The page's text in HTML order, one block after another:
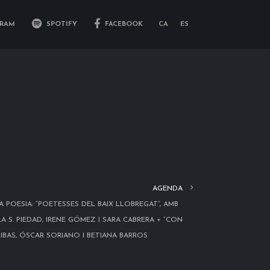
SPOTIFY FACEBOOK CA ES
AGENDA
“POETESSES DEL BAIX LLOBREGAT”, AMB
S. PIEDAD, IRENE GÓMEZ I SARA CABRERA + “CON
ÓSCAR SORIANO I BETIANA BARROS